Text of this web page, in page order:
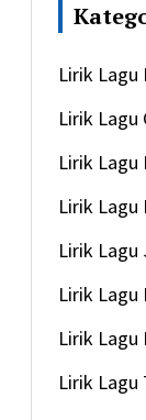
Lirik Lagu
Lirik Lagu
Lirik Lagu
Lirik Lagu
Lirik Lagu
Lirik Lagu
Lirik Lagu
Lirik Lagu